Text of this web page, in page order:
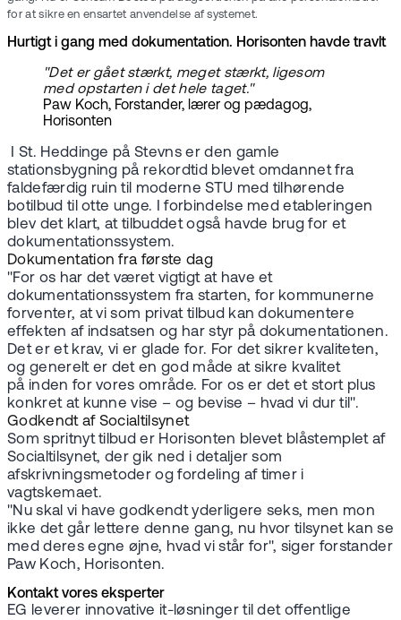
for at sikre en ensartet anvendelse af systemet.
Hurtigt i gang med dokumentation. Horisonten havde travlt
"Det er gået stærkt, meget stærkt, ligesom
med opstarten i det hele taget."
Paw Koch, Forstander, lærer og pædagog,
Horisonten
I St. Heddinge på Stevns er den gamle
stationsbygning på rekordtid blevet omdannet fra
faldefærdig ruin til moderne STU med tilhørende
botilbud til otte unge. I forbindelse med etableringen
blev det klart, at tilbuddet også havde brug for et
dokumentationssystem.
Dokumentation fra første dag
"For os har det været vigtigt at have et
dokumentationssystem fra starten, for kommunerne
forventer, at vi som privat tilbud kan dokumentere
effekten af indsatsen og har styr på dokumentationen.
Det er et krav, vi er glade for. For det sikrer kvaliteten,
og generelt er det en god måde at sikre kvalitet
på inden for vores område. For os er det et stort plus
konkret at kunne vise – og bevise – hvad vi dur til".
Godkendt af Socialtilsynet
Som spritnyt tilbud er Horisonten blevet blåstemplet af
Socialtilsynet, der gik ned i detaljer som
afskrivningsmetoder og fordeling af timer i
vagtskemaet.
"Nu skal vi have godkendt yderligere seks, men mon
ikke det går lettere denne gang, nu hvor tilsynet kan se
med deres egne øjne, hvad vi står for", siger forstander
Paw Koch, Horisonten.
Kontakt vores eksperter
EG leverer innovative it-løsninger til det offentlige